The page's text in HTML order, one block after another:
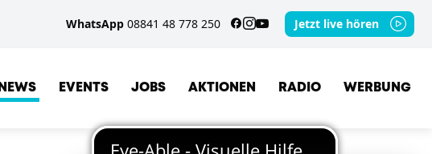
WhatsApp 08841 48 778 250 Jetzt live hören
NEWS EVENTS JOBS AKTIONEN RADIO WERBUNG